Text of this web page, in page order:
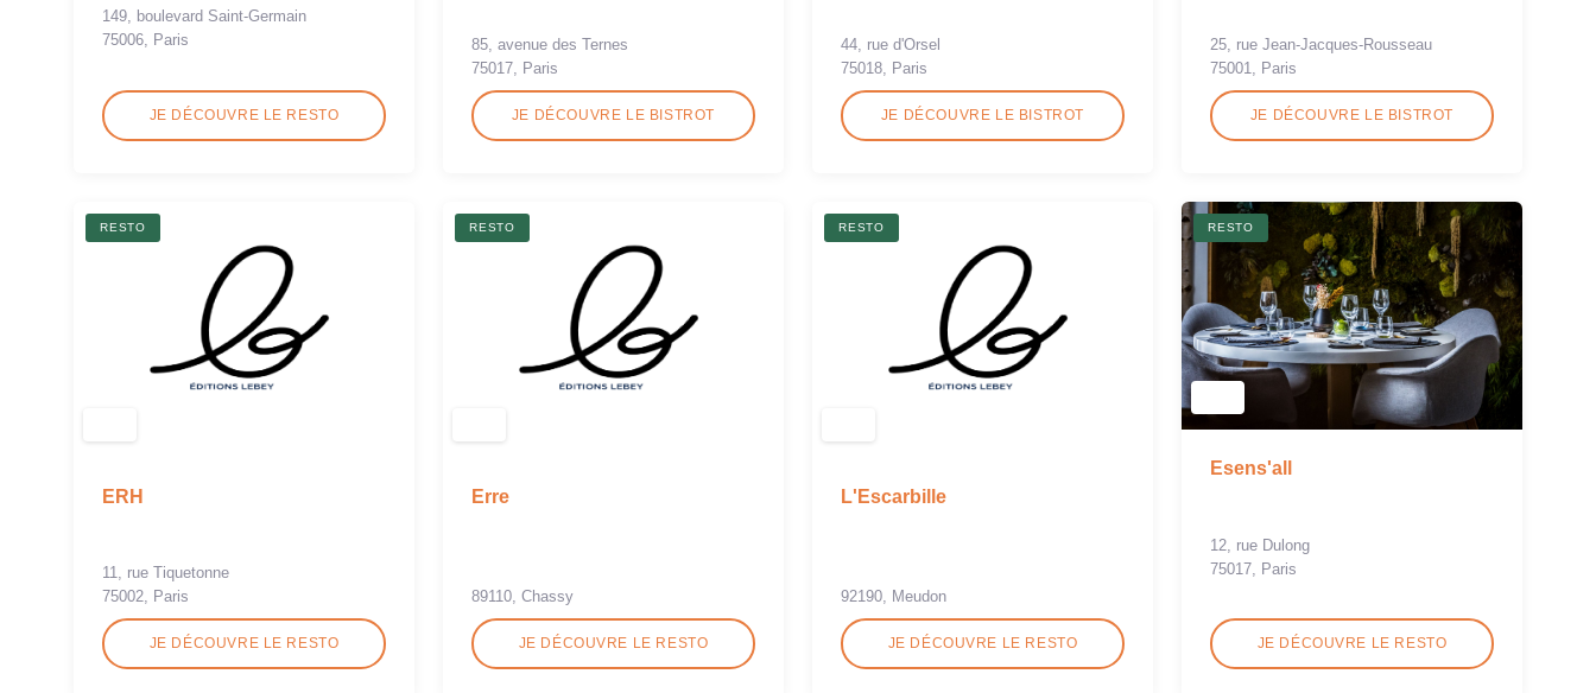
149, boulevard Saint-Germain
75006, Paris
JE DÉCOUVRE LE RESTO
85, avenue des Ternes
75017, Paris
JE DÉCOUVRE LE BISTROT
44, rue d'Orsel
75018, Paris
JE DÉCOUVRE LE BISTROT
25, rue Jean-Jacques-Rousseau
75001, Paris
JE DÉCOUVRE LE BISTROT
RESTO
ERH
11, rue Tiquetonne
75002, Paris
JE DÉCOUVRE LE RESTO
RESTO
Erre
89110, Chassy
JE DÉCOUVRE LE RESTO
RESTO
L'Escarbille
92190, Meudon
JE DÉCOUVRE LE RESTO
RESTO
Esens'all
12, rue Dulong
75017, Paris
JE DÉCOUVRE LE RESTO